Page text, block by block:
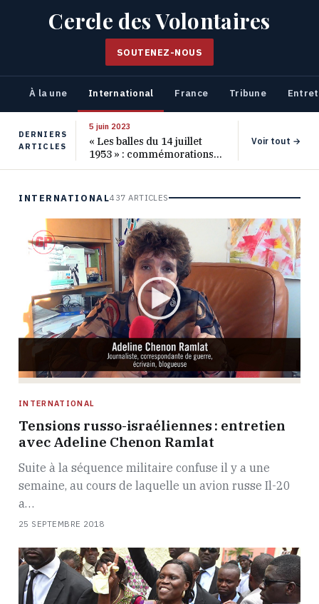
Cercle des Volontaires
SOUTENEZ-NOUS
À la une International France Tribune
DERNIERS
ARTICLES
5 juin 2023
« Les balles du 14 juillet
1953 » : commémorations
pour les 70 ans de ce
Voir tout →
INTERNATIONAL437 ARTICLES
INTERNATIONAL
Tensions russo-israéliennes : entretien
avec Adeline Chenon Ramlat
Suite à la séquence militaire confuse il y a une
semaine, au cours de laquelle un avion russe Il-20
a…
25 SEPTEMBRE 2018